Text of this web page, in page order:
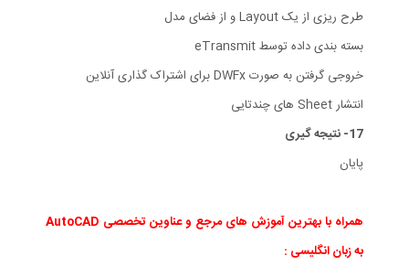
طرح ریزی از یک Layout و از فضای مدل
بسته بندی داده توسط eTransmit
خروجی گرفتن به صورت DWFx برای اشتراک گذاری آنلاین
انتشار Sheet های چندتایی
17- نتیجه گیری
پایان
همراه با بهترین آموزش های مرجع و عناوین تخصصی AutoCAD
به زبان انگلیسی :